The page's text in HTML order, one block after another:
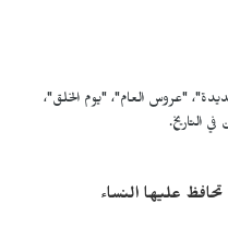
"عروس العام"، "يوم الخلق"،
التاريخ.
عليها النساء